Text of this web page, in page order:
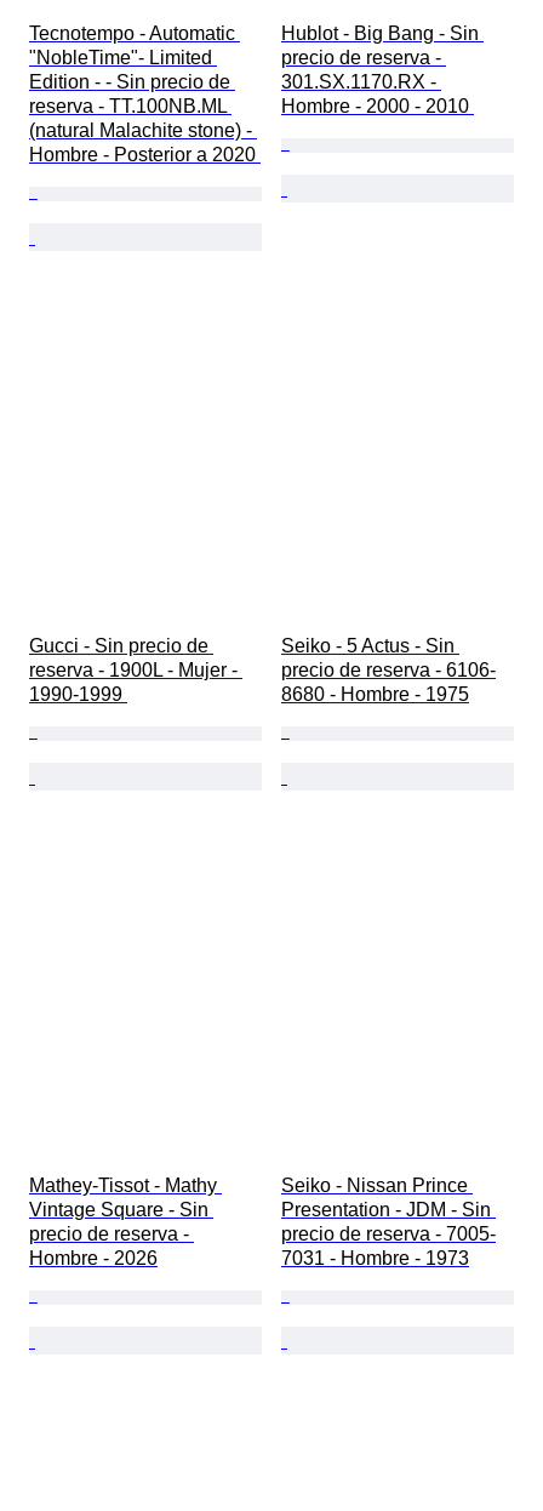
Tecnotempo - Automatic
"NobleTime"- Limited
Edition - - Sin precio de
reserva - TT.100NB.ML
(natural Malachite stone) -
Hombre - Posterior a 2020
Hublot - Big Bang - Sin
precio de reserva -
301.SX.1170.RX -
Hombre - 2000 - 2010
Gucci - Sin precio de
reserva - 1900L - Mujer -
1990-1999
Seiko - 5 Actus - Sin
precio de reserva - 6106-
8680 - Hombre - 1975
Mathey-Tissot - Mathy
Vintage Square - Sin
precio de reserva -
Hombre - 2026
Seiko - Nissan Prince
Presentation - JDM - Sin
precio de reserva - 7005-
7031 - Hombre - 1973